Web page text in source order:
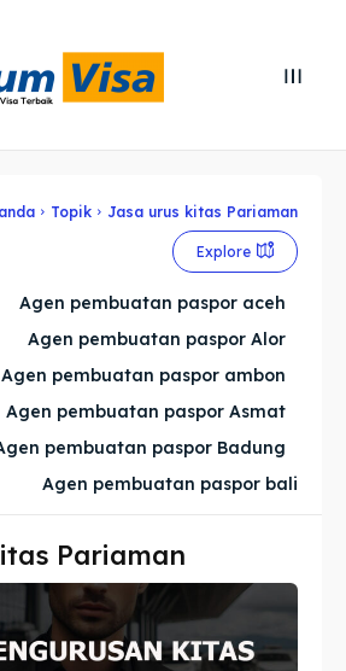
destinations
destinations
Topik Jasa urus kitas Pariaman
Explore
Agen pembuatan paspor aceh
Agen pembuatan paspor Alor
Agen pembuatan paspor ambon
Agen pembuatan paspor Asmat
pembuatan paspor Badung
Agen pembuatan paspor bali
Pariaman